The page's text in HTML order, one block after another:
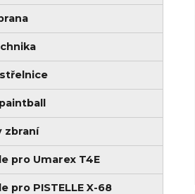
zbraní
pro Umarex T4E
pro PISTELLE X-68